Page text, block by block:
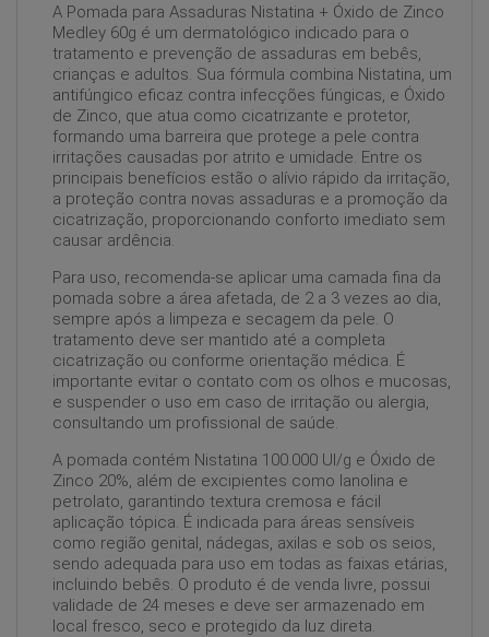
A Pomada para Assaduras Nistatina + Óxido de Zinco
Medley 60g é um dermatológico indicado para o
tratamento e prevenção de assaduras em bebês,
crianças e adultos. Sua fórmula combina Nistatina, um
antifúngico eficaz contra infecções fúngicas, e Óxido
de Zinco, que atua como cicatrizante e protetor,
formando uma barreira que protege a pele contra
irritações causadas por atrito e umidade. Entre os
principais benefícios estão o alívio rápido da irritação,
a proteção contra novas assaduras e a promoção da
cicatrização, proporcionando conforto imediato sem
causar ardência.
Para uso, recomenda-se aplicar uma camada fina da
pomada sobre a área afetada, de 2 a 3 vezes ao dia,
sempre após a limpeza e secagem da pele. O
tratamento deve ser mantido até a completa
cicatrização ou conforme orientação médica. É
importante evitar o contato com os olhos e mucosas,
e suspender o uso em caso de irritação ou alergia,
consultando um profissional de saúde.
A pomada contém Nistatina 100.000 UI/g e Óxido de
Zinco 20%, além de excipientes como lanolina e
petrolato, garantindo textura cremosa e fácil
aplicação tópica. É indicada para áreas sensíveis
como região genital, nádegas, axilas e sob os seios,
sendo adequada para uso em todas as faixas etárias,
incluindo bebês. O produto é de venda livre, possui
validade de 24 meses e deve ser armazenado em
local fresco, seco e protegido da luz direta.